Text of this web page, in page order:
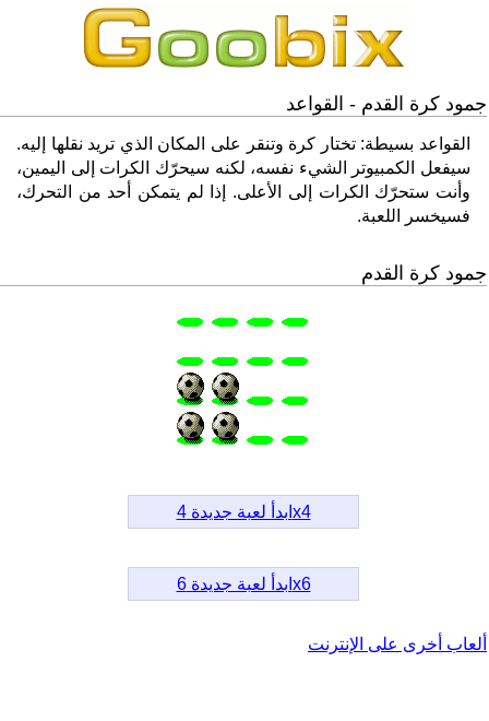
جمود كرة القدم - القواعد
القواعد بسيطة: تختار كرة وتنقر على المكان الذي تريد نقلها إليه.
سيفعل الكمبيوتر الشيء نفسه، لكنه سيحرّك الكرات إلى اليمين،
وأنت ستحرّك الكرات إلى الأعلى. إذا لم يتمكن أحد من التحرك،
فسيخسر اللعبة.
جمود كرة القدم
ابدأ لعبة جديدة 4x4
ابدأ لعبة جديدة 6x6
ألعاب أخرى على الإنترنت